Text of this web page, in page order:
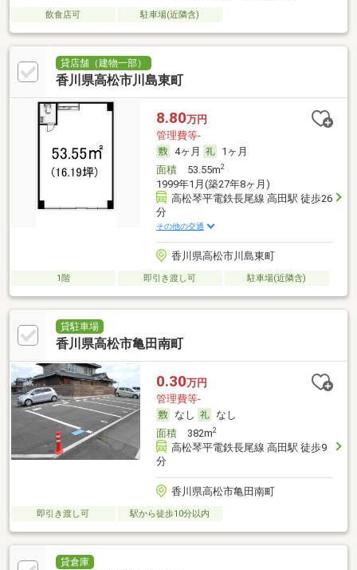
飲食店可 駐車場(近隣含)
貸店舗（建物一部）
香川県高松市川島東町
8.80万円
管理費等-
4ヶ月
1ヶ月
面積53.55m2
1999年1月(築27年8ヶ月)
高松琴平電鉄長尾線 高田駅 徒歩26
分
その他の交通
香川県高松市川島東町
1階 即引き渡し可 駐車場(近隣含)
貸駐車場
香川県高松市亀田南町
0.30万円
管理費等-
なし
なし
面積382m2
高松琴平電鉄長尾線 高田駅 徒歩9
分
香川県高松市亀田南町
即引き渡し可 駅から徒歩10分以内
貸倉庫